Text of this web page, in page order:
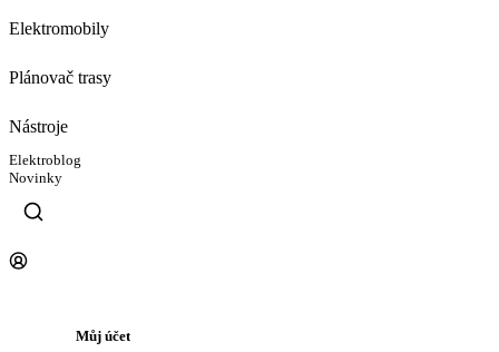
Elektromobily
Plánovač trasy
Nástroje
Elektroblog
Novinky
Můj účet